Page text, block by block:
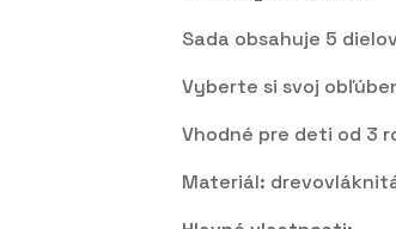
Sada obsahuje 5
Vyberte si svoj
Vhodné pre deti od 3
Materiál: